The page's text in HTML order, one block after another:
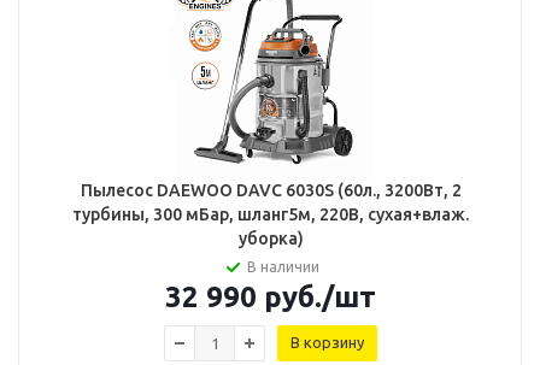
Пылесос DAEWOO DAVC 6030S (60л., 3200Вт, 2
турбины, 300 мБар, шланг5м, 220В, сухая+влаж.
уборка)
В наличии
32 990 руб./шт
В корзину